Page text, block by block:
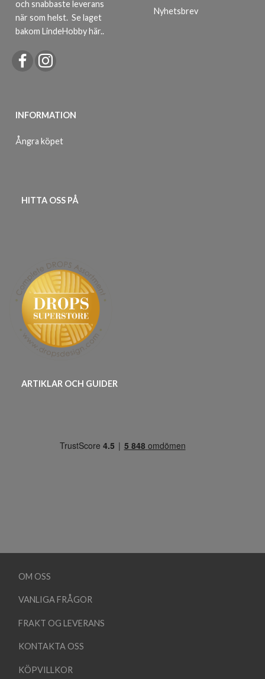
och snabbaste leverans
när som helst. Se laget
bakom LindeHobby här..
INFORMATION
Ångra köpet
Nyhetsbrev
HITTA OSS PÅ
ARTIKLAR OCH GUIDER
OM OSS
VANLIGA FRÅGOR
FRAKT OG LEVERANS
KONTAKTA OSS
KÖPVILLKOR